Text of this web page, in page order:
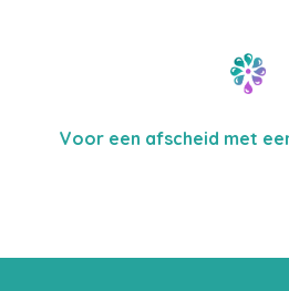
Voor een afscheid met